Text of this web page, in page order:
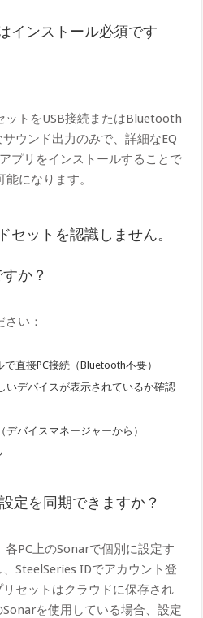
インストール必須です
ットをUSB接続またはBluetooth
ウンド出力のみで、詳細なEQ
プリをインストールすることで
になります。
セットを認識しません。
か？
い：
直接PC接続（Bluetooth不要）
いデバイスが表示されているか確認
デバイスマネージャーから）
定を同期できますか？
PC上のSonarで個別に設定す
SteelSeries IDでアカウント登
セットはクラウドに保存され
を使用している場合、設定